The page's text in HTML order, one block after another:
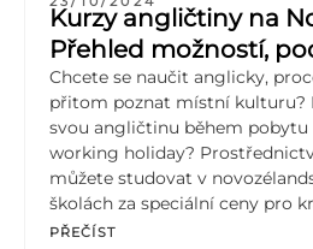
Kurzy angličtiny na
Přehled možností,
Chcete se naučit anglicky,
přitom poznat místní kulturu?
svou angličtinu během pobytu
working holiday?
můžete studovat v
školách za speciální ceny pro
PŘEČÍST